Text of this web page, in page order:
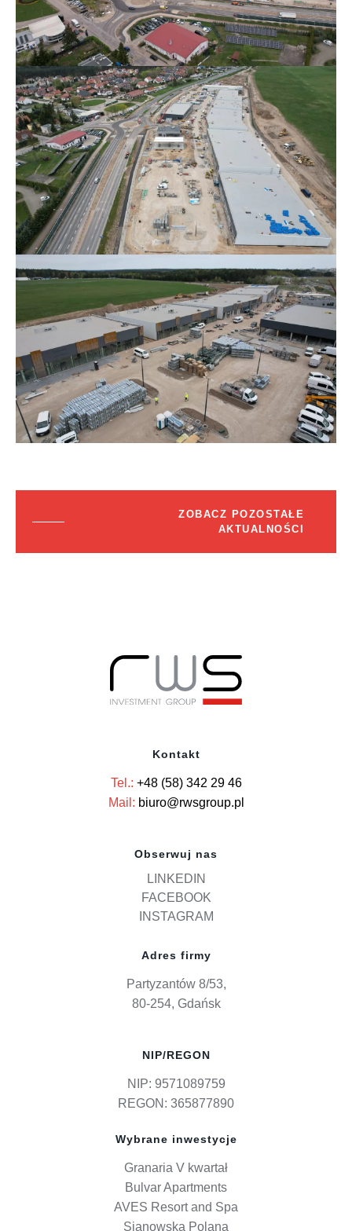
ZOBACZ POZOSTAŁE
AKTUALNOŚCI
Kontakt
Tel.: +48 (58) 342 29 46
Mail: biuro@rwsgroup.pl
Obserwuj nas
LINKEDIN
FACEBOOK
INSTAGRAM
Adres firmy
Partyzantów 8/53,
80-254, Gdańsk
NIP/REGON
NIP: 9571089759
REGON: 365877890
Wybrane inwestycje
Granaria V kwartał
Bulvar Apartments
AVES Resort and Spa
Sianowska Polana